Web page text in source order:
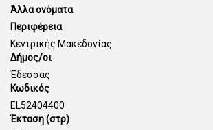
Άλλα ονόματα
Περιφέρεια
Κεντρικής Μακεδονίας
Δήμος/οι
Έδεσσας
Κωδικός
EL52404400
Έκταση (στρ)